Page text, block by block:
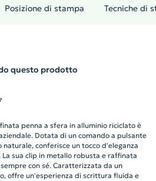
Posizione di stampa Tecniche di
questo prodotto
penna a sfera in alluminio riciclato è
Dotata di un comando a pulsante
naturale, conferisce un tocco d'eleganza
sua clip in metallo robusta e raffinata
con sé. Caratterizzata da un
offre un'esperienza di scrittura fluida e